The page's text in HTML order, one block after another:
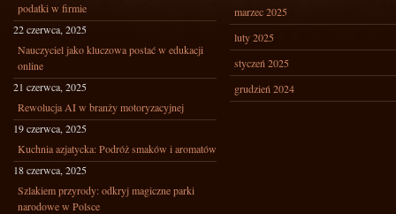
podatki w firmie
22 czerwca, 2025
Nauczyciel jako kluczowa postać w edukacji
online
21 czerwca, 2025
Rewolucja AI w branży motoryzacyjnej
19 czerwca, 2025
Kuchnia azjatycka: Podróż smaków i aromatów
18 czerwca, 2025
Szlakiem przyrody: odkryj magiczne parki
narodowe w Polsce
marzec 2025
luty 2025
styczeń 2025
grudzień 2024